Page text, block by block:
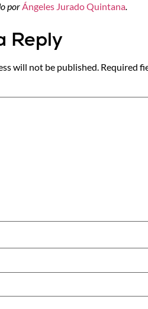
porÁngeles Jurado Quintana.
Reply
will not be published. Required